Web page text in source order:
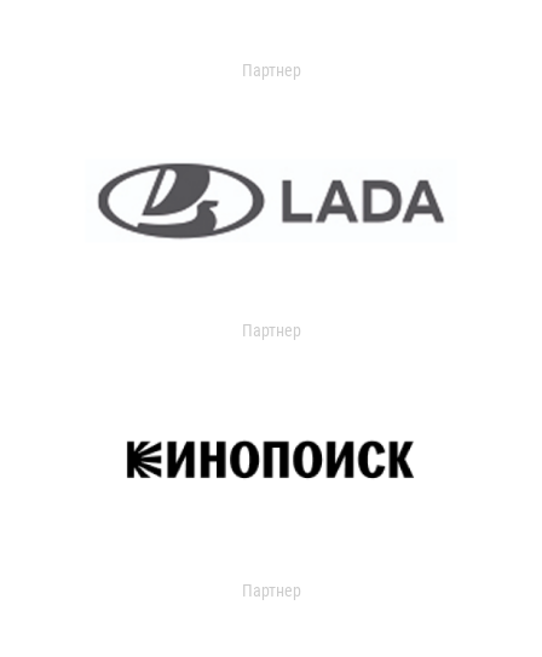
Партнер
Партнер
Партнер